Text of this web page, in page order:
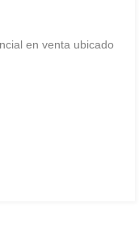
en venta ubicado